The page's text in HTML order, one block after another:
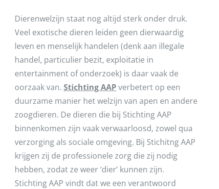
Dierenwelzijn staat nog altijd sterk onder druk.
Veel exotische dieren leiden geen dierwaardig
leven en menselijk handelen (denk aan illegale
handel, particulier bezit, exploitatie in
entertainment of onderzoek) is daar vaak de
oorzaak van. Stichting AAPverbetert op een
duurzame manier het welzijn van apen en andere
zoogdieren. De dieren die bij Stichting AAP
binnenkomen zijn vaak verwaarloosd, zowel qua
verzorging als sociale omgeving. Bij Stichitng AAP
krijgen zij de professionele zorg die zij nodig
hebben, zodat ze weer ‘dier’ kunnen zijn.
Stichting AAP vindt dat we een verantwoord